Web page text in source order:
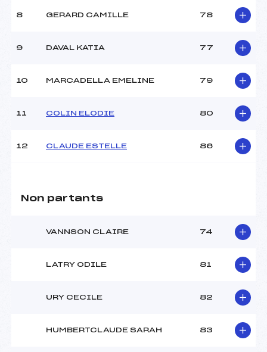
8 GERARD CAMILLE 78
9 DAVAL KATIA 77
10 MARCADELLA EMELINE 79
11 COLIN ELODIE 80
12 CLAUDE ESTELLE 86
Non partants
VANNSON CLAIRE 74
LATRY ODILE 81
URY CECILE 82
HUMBERTCLAUDE SARAH 83